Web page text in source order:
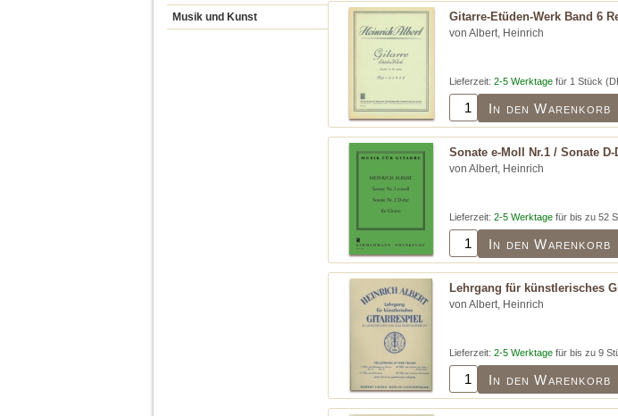
Musik und Kunst
Gitarre-Etüden-Werk Band 6
von Albert, Heinrich
Lieferzeit: 2-5 Werktage für 1 Stück
In den Warenkorb
Sonate e-Moll Nr.1 / Sonate
von Albert, Heinrich
Lieferzeit: 2-5 Werktage für bis zu 52
In den Warenkorb
Lehrgang für künstlerisches
von Albert, Heinrich
Lieferzeit: 2-5 Werktage für bis zu 9
In den Warenkorb